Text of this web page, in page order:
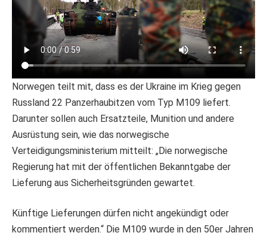
Norwegen teilt mit, dass es der Ukraine im Krieg gegen
Russland 22 Panzerhaubitzen vom Typ M109 liefert.
Darunter sollen auch Ersatzteile, Munition und andere
Ausrüstung sein, wie das norwegische
Verteidigungsministerium mitteilt: „Die norwegische
Regierung hat mit der öffentlichen Bekanntgabe der
Lieferung aus Sicherheitsgründen gewartet.
Künftige Lieferungen dürfen nicht angekündigt oder
kommentiert werden.“ Die M109 wurde in den 50er Jahren